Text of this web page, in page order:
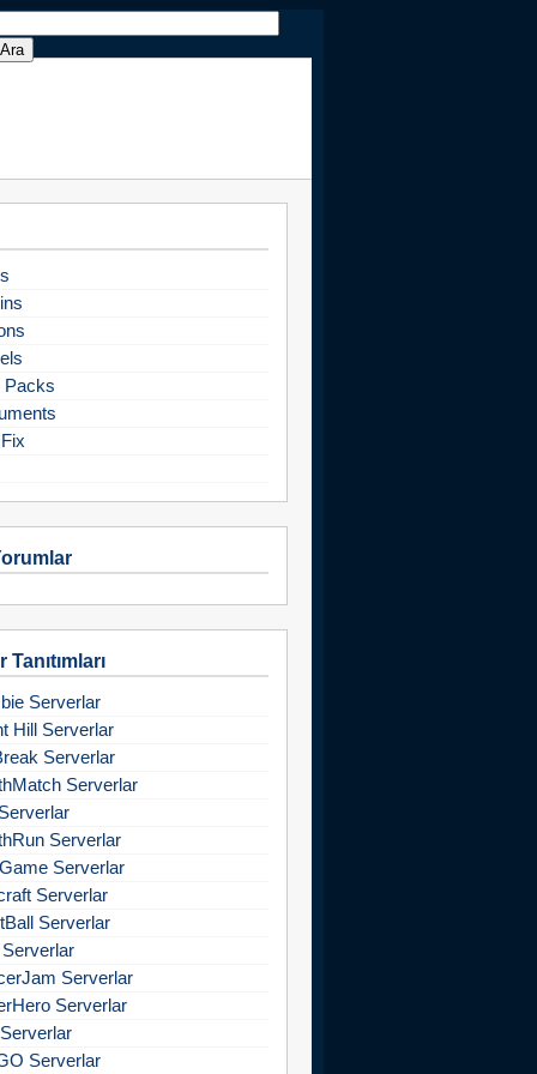
Packs
Tanıtımları
Serverlar
Hill Serverlar
Serverlar
Serverlar
Serverlar
Serverlar
Serverlar
Serverlar
Serverlar
Serverlar
Serverlar